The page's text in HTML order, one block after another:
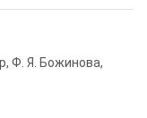
Ф. Я. Божинова,